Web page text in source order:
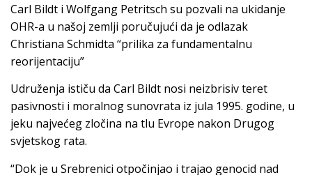
Carl Bildt i Wolfgang Petritsch su pozvali na ukidanje
OHR-a u našoj zemlji poručujući da je odlazak
Christiana Schmidta “prilika za fundamentalnu
reorijentaciju”
Udruženja ističu da Carl Bildt nosi neizbrisiv teret
pasivnosti i moralnog sunovrata iz jula 1995. godine, u
jeku najvećeg zločina na tlu Evrope nakon Drugog
svjetskog rata.
“Dok je u Srebrenici otpočinjao i trajao genocid nad